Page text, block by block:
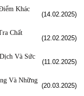
Khác
(14.02.2025)
Chất
(12.02.2025)
Và Sức
(11.02.2025)
Và Những
(20.03.2025)